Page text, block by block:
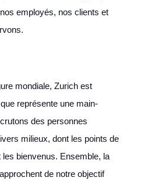
employés, nos clients et
mondiale, Zurich est
représente une main-
des personnes
milieux, dont les points de
bienvenus. Ensemble, la
de notre objectif